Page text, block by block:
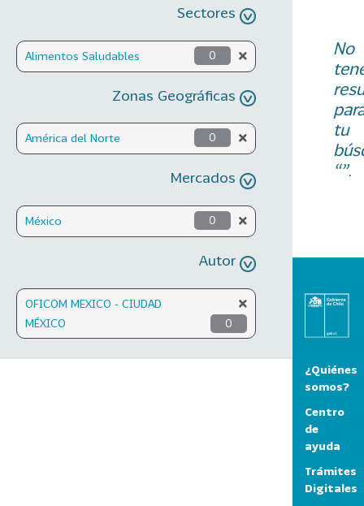
Sectores
Alimentos Saludables 0
Zonas Geográficas
América del Norte 0
Mercados
México 0
Autor
OFICOM MEXICO - CIUDAD
MÉXICO
0
No
tu
“”.
¿Quiénes
somos?
Centro
de
ayuda
Trámites
Digitales